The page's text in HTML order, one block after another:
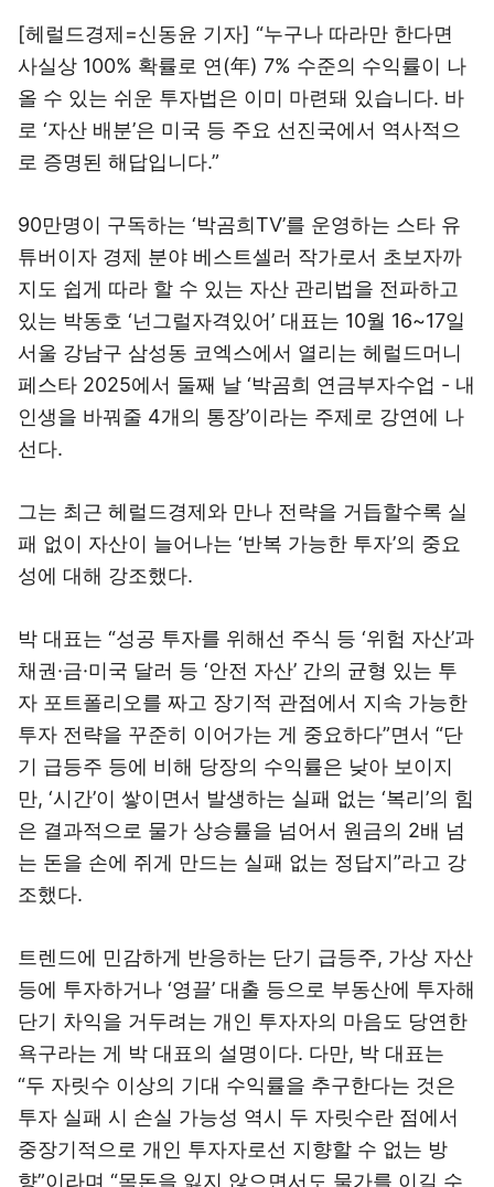
[헤럴드경제=신동윤 기자] “누구나 따라만 한다면
사실상 100% 확률로 연(年) 7% 수준의 수익률이 나
올 수 있는 쉬운 투자법은 이미 마련돼 있습니다. 바
로 ‘자산 배분’은 미국 등 주요 선진국에서 역사적으
로 증명된 해답입니다.”
90만명이 구독하는 ‘박곰희TV’를 운영하는 스타 유
튜버이자 경제 분야 베스트셀러 작가로서 초보자까
지도 쉽게 따라 할 수 있는 자산 관리법을 전파하고
있는 박동호 ‘넌그럴자격있어’ 대표는 10월 16~17일
서울 강남구 삼성동 코엑스에서 열리는 헤럴드머니
페스타 2025에서 둘째 날 ‘박곰희 연금부자수업 - 내
인생을 바꿔줄 4개의 통장’이라는 주제로 강연에 나
선다.
그는 최근 헤럴드경제와 만나 전략을 거듭할수록 실
패 없이 자산이 늘어나는 ‘반복 가능한 투자’의 중요
성에 대해 강조했다.
박 대표는 “성공 투자를 위해선 주식 등 ‘위험 자산’과
채권·금·미국 달러 등 ‘안전 자산’ 간의 균형 있는 투
자 포트폴리오를 짜고 장기적 관점에서 지속 가능한
투자 전략을 꾸준히 이어가는 게 중요하다”면서 “단
기 급등주 등에 비해 당장의 수익률은 낮아 보이지
만, ‘시간’이 쌓이면서 발생하는 실패 없는 ‘복리’의 힘
은 결과적으로 물가 상승률을 넘어서 원금의 2배 넘
는 돈을 손에 쥐게 만드는 실패 없는 정답지”라고 강
조했다.
트렌드에 민감하게 반응하는 단기 급등주, 가상 자산
등에 투자하거나 ‘영끌’ 대출 등으로 부동산에 투자해
단기 차익을 거두려는 개인 투자자의 마음도 당연한
욕구라는 게 박 대표의 설명이다. 다만, 박 대표는
“두 자릿수 이상의 기대 수익률을 추구한다는 것은
투자 실패 시 손실 가능성 역시 두 자릿수란 점에서
중장기적으로 개인 투자자로선 지향할 수 없는 방
향”이라며 “목돈을 잃지 않으면서도 물가를 이길 수